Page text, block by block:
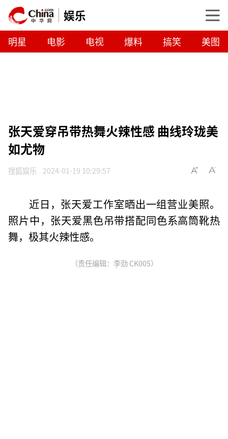
娱乐
明星 电影 电视 爆料 搞笑 美图
张天爱穿吊带热舞火辣性感 曲线玲珑美
如尤物
搜狐娱乐 2024-01-19 10:29:57
近日，张天爱工作室晒出一组营业美照。
照片中，张天爱黑色吊带搭配同色系高筒靴热
舞，极其火辣性感。
（责任编辑：李劲 CK005）